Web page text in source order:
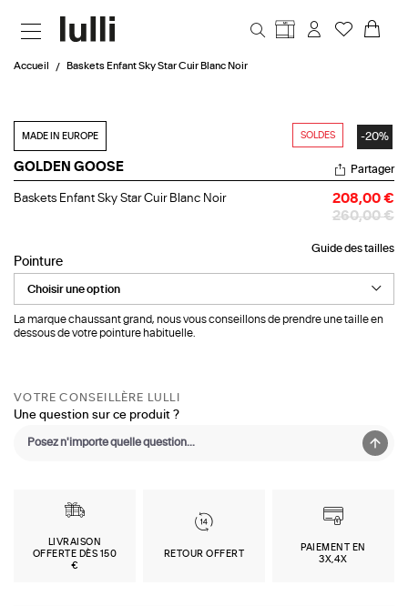
Accueil Baskets Enfant Sky Star Cuir Blanc Noir
SOLDES -20%
MADE IN EUROPE
GOLDEN GOOSE
Baskets
Cuir
Blanc
Noir
Partager
Baskets Enfant Sky Star Cuir Blanc Noir
260,00 €
208,00 €
Guide des tailles
Pointure
La marque chaussant grand, nous vous conseillons de prendre une taille en
dessous de votre pointure habituelle.
VOTRE CONSEILLÈRE LULLI
Une question sur ce produit ?
LIVRAISON
OFFERTE DÈS 150
€
RETOUR OFFERT
PAIEMENT EN
3X,4X